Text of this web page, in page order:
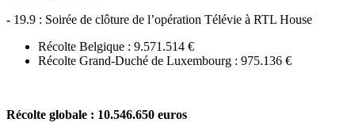
- 19.9 : Soirée de clôture de l’opération Télévie à RTL House
Récolte Belgique : 9.571.514 €
Récolte Grand-Duché de Luxembourg : 975.136 €
Récolte globale : 10.546.650 euros